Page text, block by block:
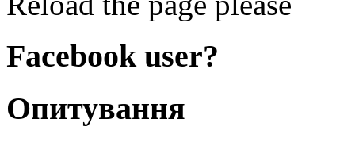
Facebook user?
Опитування